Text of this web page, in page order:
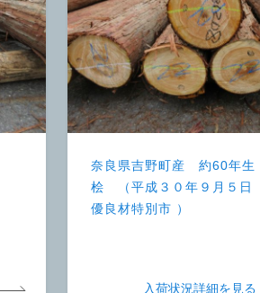
奈良県吉野町産 約60年生
桧 （平成３０年９月５日
優良材特別市 ）